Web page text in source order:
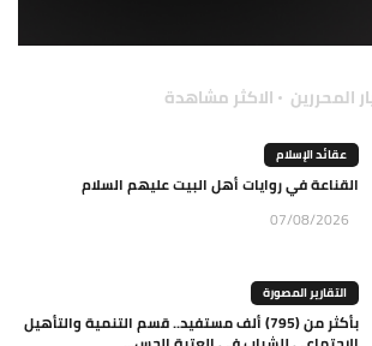
المحررين الاكثر مشاهدة
عقائد الإسلام
القناعة في روايات أهل البيت عليهم السلام
07/08/2026
التقارير المصورة
بأكثر من (795) ألف مستفيد.. قسم التنمية والتأهيل